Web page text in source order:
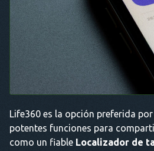
Life360 es la opción preferida
potentes funciones para
como un fiable Localizador de